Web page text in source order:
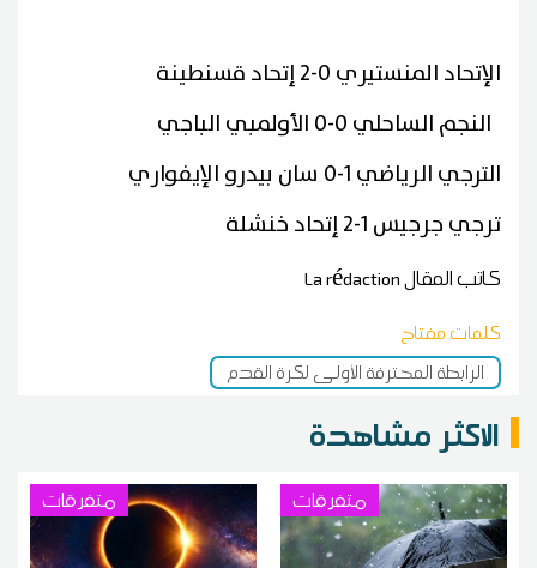
الإتحاد المنستيري 0-2 إتحاد قسنطينة
النجم الساحلي 0-0 الأولمبي الباجي
الترجي الرياضي 1-0 سان بيدرو الإيفواري
ترجي جرجيس 1-2 إتحاد خنشلة
كاتب المقالLa rédaction
كلمات مفتاح
الرابطة المحترفة الأولى لكرة القدم
الاكثر مشاهدة
متفرقات متفرقات